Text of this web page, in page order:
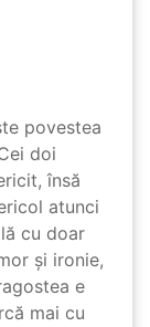
povestea
doi
însă
atunci
cu doar
și ironie,
e
mai cu